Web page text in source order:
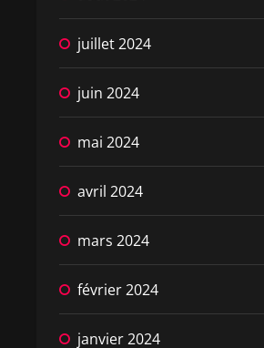
juillet 2024
juin 2024
mai 2024
avril 2024
mars 2024
février 2024
janvier 2024